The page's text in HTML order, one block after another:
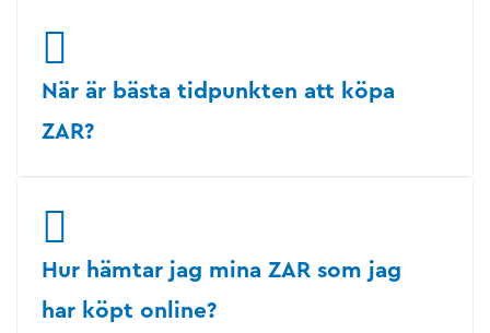
När är bästa tidpunkten att köpa
ZAR?
Hur hämtar jag mina ZAR som jag
har köpt online?